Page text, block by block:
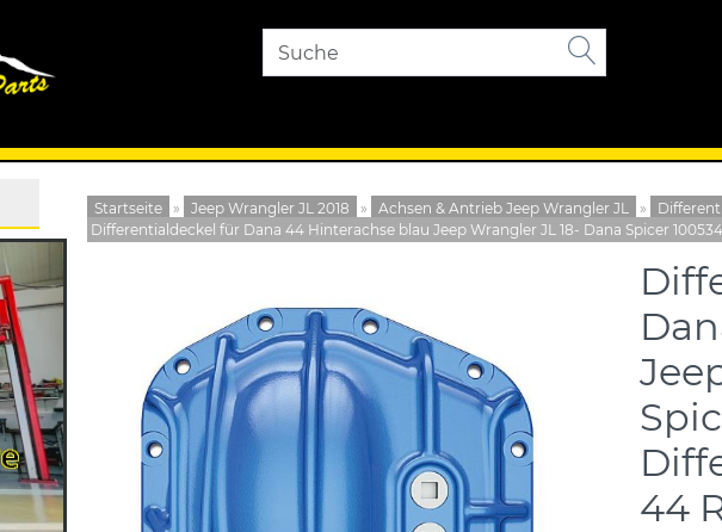
Startseite » Jeep Wrangler JL 2018 » Achsen & Antrieb Jeep Wrangler JL »
Differentialdeckel für Dana 44 Hinterachse blau Jeep Wrangler JL 18- Dana Spicer
44